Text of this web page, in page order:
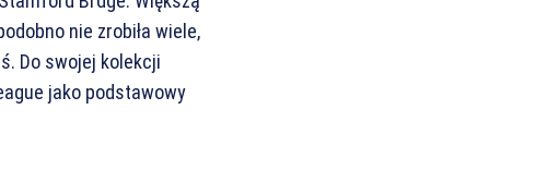
nie zrobiła wiele,
Do swojej kolekcji
jako podstawowy